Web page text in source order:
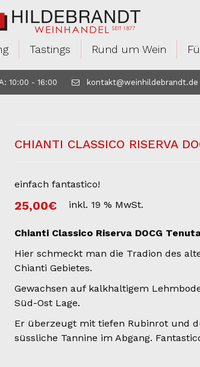
Tastings Rund um Wein
10:00 - 16:00 kontakt@weinhildebrandt.de
CHIANTI CLASSICO RISERVA
einfach fantastico!
25,00€ inkl. 19 % MwSt.
Chianti Classico Riserva DOCG
Hier schmeckt man die Tradion des
Chianti Gebietes.
Gewachsen auf kalkhaltigem
Süd-Ost Lage.
Er überzeugt mit tiefen Rubinrot und
süssliche Tannine im Abgang.